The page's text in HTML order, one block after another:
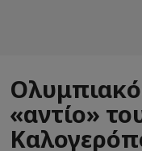
«αντίο»